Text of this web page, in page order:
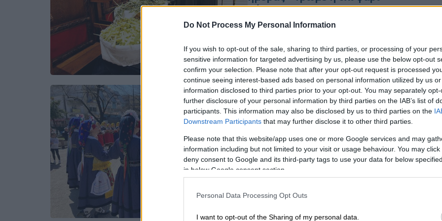
Do Not Process My Personal Information
If you wish to opt-out of the sale, sharing to third parties, or processing of your
sensitive information for targeted advertising by us, please use the below opt-out
confirm your selection. Please note that after your opt-out request is processed
continue seeing interest-based ads based on personal information utilized by us
information disclosed to third parties prior to your opt-out. You may separately
further disclosure of your personal information by third parties on the IAB’s list of
participants. This information may also be disclosed by us to third parties on the
Downstream Participants that may further disclose it to other third parties.
Please note that this website/app uses one or more Google services and may
information including but not limited to your visit or usage behaviour. You may
deny consent to Google and its third-party tags to use your data for below
in below Google consent section.
Personal Data Processing Opt Outs
I want to opt-out of the Sharing of my personal data.
σήμερα;
Κατά την ημέρα αυτή εορτάζεται η
του Ιησού Χριστού στα Ιεροσόλυμα
Ελλάδα|17.04.2022 09:02
«Ήρθε ο Λάζαρος, ήρθαν τα Βάγια,
ήρθε η Κυριακή που τρων' τα
ψάρια» - Τα έθιμα της Κυριακής
των Βαΐων
Η εθιμολογία του Πάσχα είναι
συνυφασμένη με την έννοια της
προ-χριστιανικές ευετηριακές
βλαστικό κύκλο της φύσης